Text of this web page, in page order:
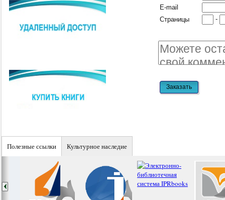
E-mail
Страницы
-
Полезные ссылки Культурное наследие